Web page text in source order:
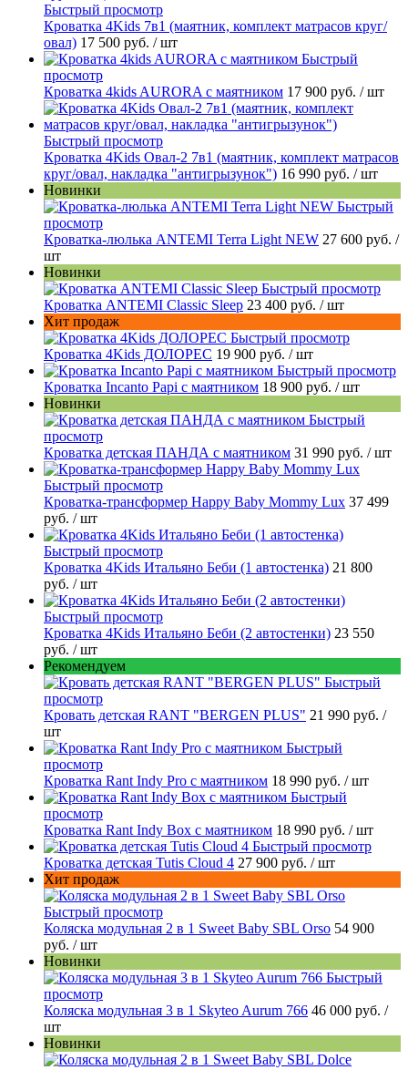
Быстрый просмотр
Кроватка 4Kids 7в1 (маятник, комплект матрасов круг/
овал) 17 500 руб. / шт
Быстрый
просмотр
Кроватка 4kids AURORA c маятником 17 900 руб. / шт
Быстрый просмотр
Кроватка 4Kids Овал-2 7в1 (маятник, комплект матрасов
круг/овал, накладка "антигрызунок") 16 990 руб. / шт
Новинки
Быстрый
просмотр
Кроватка-люлька ANTEMI Terra Light NEW 27 600 руб. /
шт
Новинки
Быстрый просмотр
Кроватка ANTEMI Classic Sleep 23 400 руб. / шт
Хит продаж
Быстрый просмотр
Кроватка 4Kids ДОЛОРЕС 19 900 руб. / шт
Быстрый просмотр
Кроватка Incanto Papi с маятником 18 900 руб. / шт
Новинки
Быстрый
просмотр
Кроватка детская ПАНДА с маятником 31 990 руб. / шт
Быстрый просмотр
Кроватка-трансформер Happy Baby Mommy Lux 37 499
руб. / шт
Быстрый просмотр
Кроватка 4Kids Итальяно Беби (1 автостенка) 21 800
руб. / шт
Быстрый просмотр
Кроватка 4Kids Итальяно Беби (2 автостенки) 23 550
руб. / шт
Рекомендуем
Быстрый
просмотр
Кровать детская RANT "BERGEN PLUS" 21 990 руб. /
шт
Быстрый
просмотр
Кроватка Rant Indy Pro с маятником 18 990 руб. / шт
Быстрый
просмотр
Кроватка Rant Indy Box с маятником 18 990 руб. / шт
Быстрый просмотр
Кроватка детская Tutis Cloud 4 27 900 руб. / шт
Хит продаж
Быстрый просмотр
Коляска модульная 2 в 1 Sweet Baby SBL Orso 54 900
руб. / шт
Новинки
Быстрый
просмотр
Коляска модульная 3 в 1 Skyteo Aurum 766 46 000 руб. /
шт
Новинки